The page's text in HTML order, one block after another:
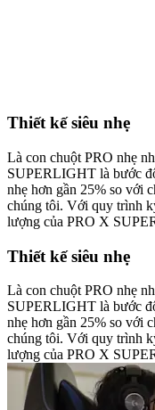
Thiết kế siêu nhẹ
Là con chuột PRO nhẹ
SUPERLIGHT là bước
nhẹ hơn gần 25% so với
chúng tôi. Với quy trình
lượng của PRO X
Thiết kế siêu nhẹ
Là con chuột PRO nhẹ
SUPERLIGHT là bước
nhẹ hơn gần 25% so với
chúng tôi. Với quy trình
lượng của PRO X